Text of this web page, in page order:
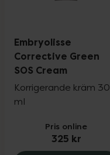
Embryolisse
Corrective Green
SOS Cream
Korrigerande kräm 30
ml
Pris online
325 kr